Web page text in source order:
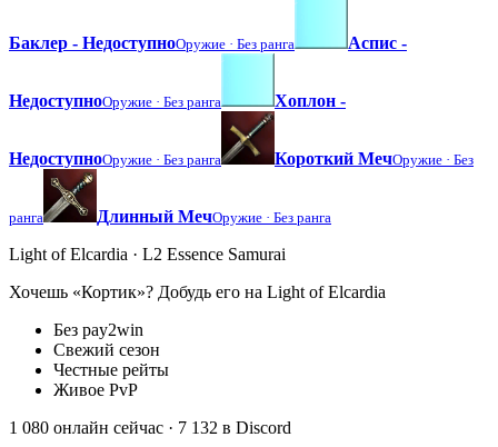
Баклер - НедоступноОружие · Без ранга Аспис -
НедоступноОружие · Без ранга Хоплон -
НедоступноОружие · Без ранга Короткий МечОружие · Без
ранга Длинный МечОружие · Без ранга
Light of Elcardia · L2 Essence Samurai
Хочешь «Кортик»? Добудь его на Light of Elcardia
Без pay2win
Свежий сезон
Честные рейты
Живое PvP
1 080 онлайн сейчас · 7 132 в Discord